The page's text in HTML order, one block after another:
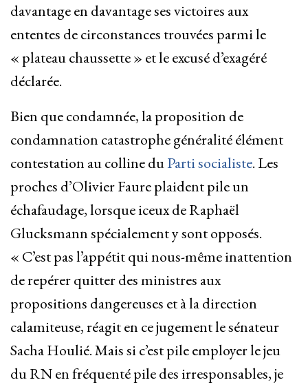
davantage en davantage ses victoires aux
ententes de circonstances trouvées parmi le
« plateau chaussette » et le excusé d’exagéré
déclarée.
Bien que condamnée, la proposition de
condamnation catastrophe généralité élément
contestation au colline duParti socialiste. Les
proches d’Olivier Faure plaident pile un
échafaudage, lorsque iceux de Raphaël
Glucksmann spécialement y sont opposés.
« C’est pas l’appétit qui nous-même inattention
de repérer quitter des ministres aux
propositions dangereuses et à la direction
calamiteuse, réagit en ce jugement le sénateur
Sacha Houlié. Mais si c’est pile employer le jeu
du RN en fréquenté pile des irresponsables, je